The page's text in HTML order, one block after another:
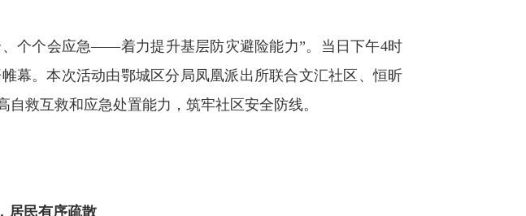
个个会应急——着力提升基层防灾避险能力”。当日下午4时
幕。本次活动由鄂城区分局凤凰派出所联合文汇社区、恒昕
救互救和应急处置能力，筑牢社区安全防线。
居民有序疏散